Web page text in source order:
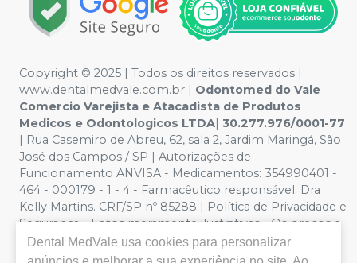
Copyright © 2025 | Todos os direitos reservados |
www.dentalmedvale.com.br | Odontomed do Vale
Comercio Varejista e Atacadista de Produtos
Medicos e Odontologicos LTDA| 30.277.976/0001-77
| Rua Casemiro de Abreu, 62, sala 2, Jardim Maringá, São
José dos Campos / SP | Autorizações de
Funcionamento ANVISA - Medicamentos: 354990401 -
464 - 000179 - 1 - 4 - Farmacêutico responsável: Dra
Kelly Martins. CRF/SP nº 85288 | Política de Privacidade e
Segurança - Fotos meramente ilustrativas - Os preços e
condições da loja virtual estão sujeitos a alterações. Em
caso de divergência de preços no site, o valor válido é o
Dental MedVale usa cookies para personalizar